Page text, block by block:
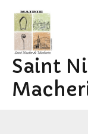
contenu
Saint